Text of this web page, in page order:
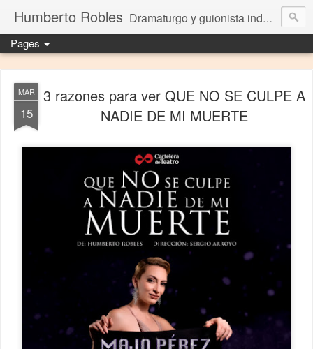
Humberto Robles Dramaturgo y guionista independiente
Pages
MAR
15
3 razones para ver QUE NO SE CULPE A
NADIE DE MI MUERTE